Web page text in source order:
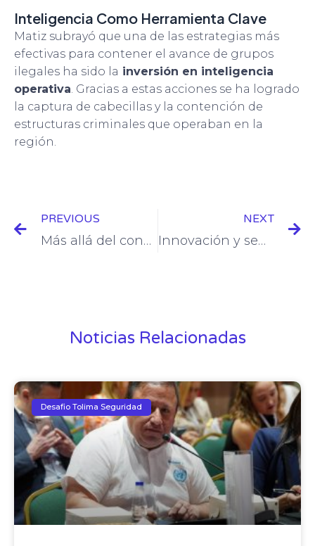
Inteligencia Como Herramienta Clave
Matiz subrayó que una de las estrategias más
efectivas para contener el avance de grupos
ilegales ha sido la inversión en inteligencia
operativa . Gracias a estas acciones se ha logrado
la captura de cabecillas y la contención de
estructuras criminales que operaban en la
región.
PREVIOUS
Más allá del conflicto: repensar la seguridad con enfoque territorial
NEXT
Innovación y seguridad territorial: la propuesta de Indra en el Desafío 2025
Noticias Relacionadas
Desafio Tolima Seguridad